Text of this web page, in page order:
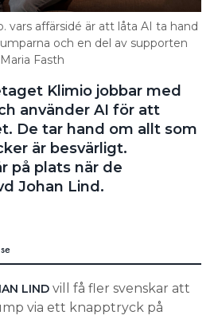
vars affärsidé är att låta AI ta hand
och en del av supporten
Fasth
Klimio jobbar med
använder AI för att
De tar hand om allt som
är besvärligt.
på plats när de
Johan Lind.
LIND vill få fler svenskar att
via ett knapptryck på